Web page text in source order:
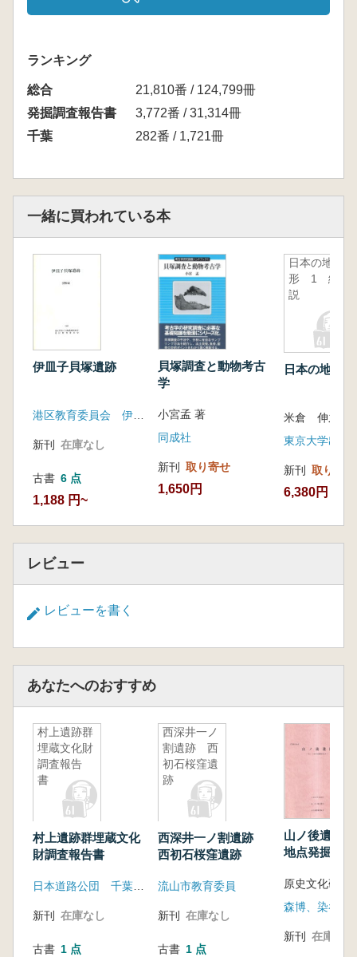
ランキング
総合
21,810番 / 124,799冊
発掘調査報告書
3,772番 / 31,314冊
千葉
282番 / 1,721冊
一緒に買われている本
伊皿子貝塚遺跡
新刊 在庫なし
古書 6 点
1,188 円~
貝塚調査と動物考古
学
小宮孟 著
同成社
新刊 取り寄せ
1,650円
日本の地
形 1 総
説
日本の地
米倉 伸之 (
東京大学出版
新刊 取り寄せ
6,380円
レビュー
レビューを書く
あなたへのおすすめ
村上遺跡群
埋蔵文化財
調査報告
書
村上遺跡群埋蔵文化
財調査報告書
新刊 在庫なし
古書 1 点
西深井一ノ
割遺跡 西
初石桜窪遺
跡
西深井一ノ割遺跡
西初石桜窪遺跡
流山市教育委員
新刊 在庫なし
古書 1 点
山ノ後遺跡
地点発掘調
原史文化研
新刊 在庫なし